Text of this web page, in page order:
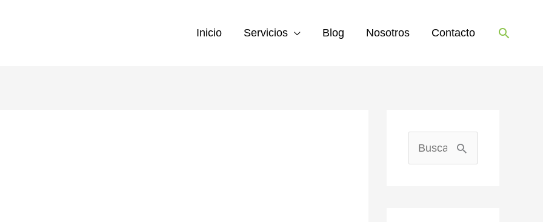
Inicio Servicios Blog Nosotros Contacto Buscar